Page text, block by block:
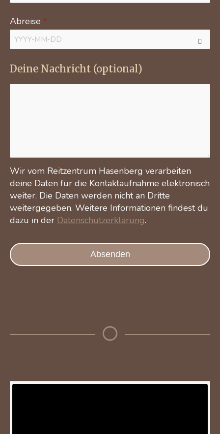
Abreise *
Deine Nachricht (optional)
Wir vom Reitzentrum Hasenberg verarbeiten
deine Daten für die Kontaktaufnahme elektronisch
weiter. Die Daten werden nicht an Dritte
weitergegeben. Weitere Informationen findest du
dazu in der Datenschutzerklärung.
Absenden